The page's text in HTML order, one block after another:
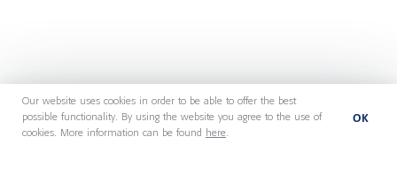
OK
Our website uses cookies in order to be able to offer the best
possible functionality. By using the website you agree to the use of
cookies. More information can be found
here.